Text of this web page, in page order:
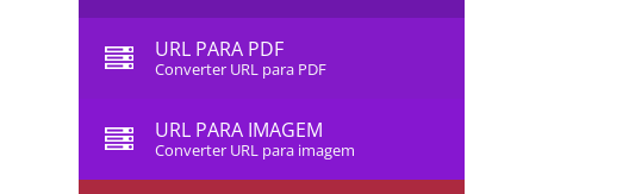
URL PARA PDF
Converter URL para PDF
URL PARA IMAGEM
Converter URL para imagem